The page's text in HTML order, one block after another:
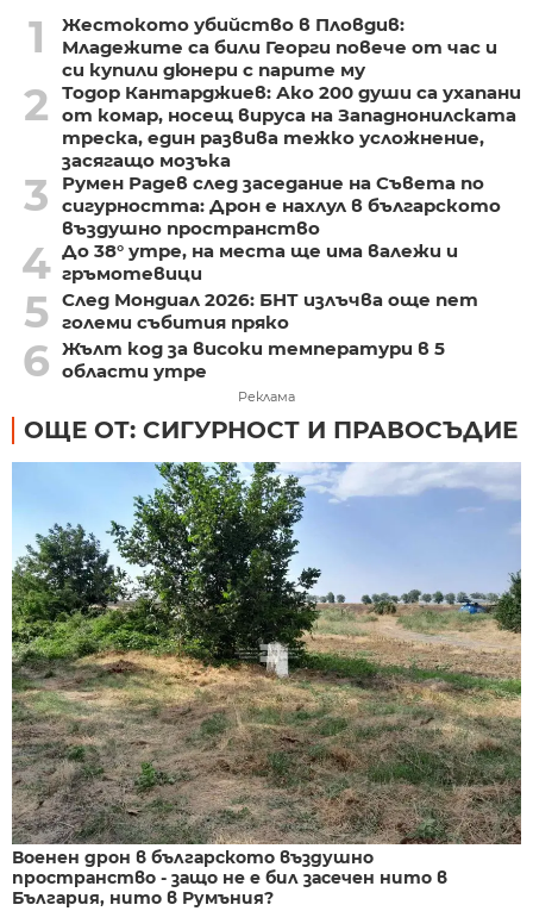
1
Жестокото убийство в Пловдив:
Младежите са били Георги повече от час и
си купили дюнери с парите му
2
Тодор Кантарджиев: Ако 200 души са ухапани
от комар, носещ вируса на Западнонилската
треска, един развива тежко усложнение,
засягащо мозъка
3
Румен Радев след заседание на Съвета по
сигурността: Дрон е нахлул в българското
въздушно пространство
4 До 38° утре, на места ще има валежи и
гръмотевици
5 След Мондиал 2026: БНТ излъчва още пет
големи събития пряко
6 Жълт код за високи температури в 5
области утре
Реклама
ОЩЕ ОТ: СИГУРНОСТ И ПРАВОСЪДИЕ
Военен дрон в българското въздушно
пространство - защо не е бил засечен нито в
България, нито в Румъния?